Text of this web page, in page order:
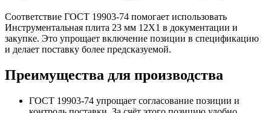
Соответствие ГОСТ 19903-74 помогает использовать
Инструментальная плита 23 мм 12Х1 в документации и
закупке. Это упрощает включение позиции в спецификацию
и делает поставку более предсказуемой.
Преимущества для производства
ГОСТ 19903-74 упрощает согласование позиции и